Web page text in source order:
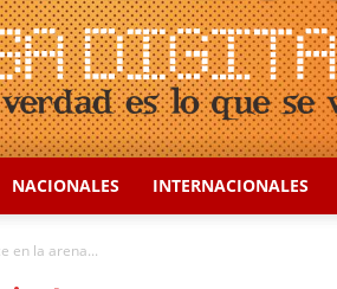
NACIONALES INTERNACIONALES
en la arena...